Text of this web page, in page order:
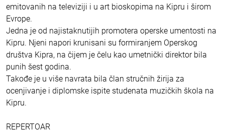
emitovanih na televiziji i u art bioskopima na Kipru i širom
Evrope.
Jedna je od najistaknutijih promotera operske umentosti na
Kipru. Njeni napori krunisani su formiranjem Operskog
društva Kipra, na čijem je čelu kao umetnički direktor bila
punih šest godina.
Takođe je u više navrata bila član stručnih žirija za
ocenjivanje i diplomske ispite studenata muzičkih škola na
Kipru.
REPERTOAR